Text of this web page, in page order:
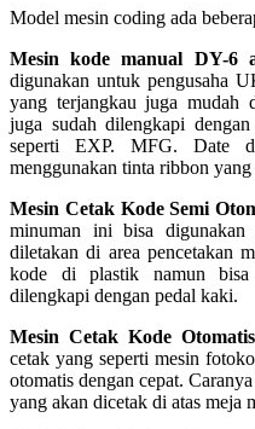
Model mesin coding ada
Mesin kode manual DY-6
digunakan untuk pengusaha
yang terjangkau juga mudah
juga sudah dilengkapi
seperti EXP. MFG. Date
menggunakan tinta ribbon
Mesin Cetak Kode Semi
minuman ini bisa digunakan
diletakan di area pencetakan
kode di plastik namun
dilengkapi dengan pedal kaki.
Mesin Cetak Kode
cetak yang seperti mesin
otomatis dengan cepat.
yang akan dicetak di atas meja